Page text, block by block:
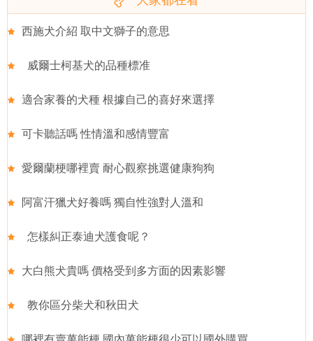
西施犬介紹 取中文獅子的意思
威爾士柯基犬的品種標准
適合家養的犬種 根據自己的喜好來選擇
可卡聽話嗎 性情溫和感情豐富
愛爾蘭梗哪裡賣 耐心觀察挑選健康狗狗
阿富汗獵犬好養嗎 獨自性強對人溫和
怎樣糾正泰迪犬護食呢？
大白熊犬貴嗎 價格受到多方面的因素影響
教你區分柴犬和秋田犬